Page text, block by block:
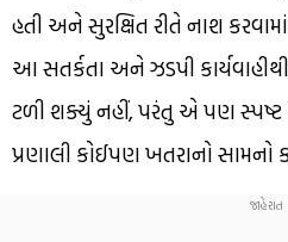
હતી અને સુરક્ષિત રીતે નાશ
આ સતર્કતા અને ઝડપી
ટળી શક્યું નહીં, પરંતુ એ પણ સ્પષ્ટ
પ્રણાલી કોઈપણ ખતરાનો